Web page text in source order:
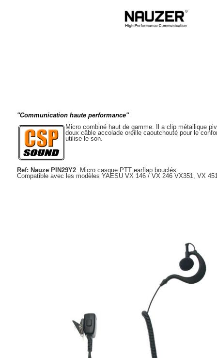
"Communication haute performance"
Micro combiné haut de gamme. Il a clip métallique
doux câble accolade oreille caoutchouté pour le
utilise le son.
Ref: Nauze PIN29Y2
Micro casque PTT earflap bouclés
Compatible avec les modèles YAESU VX 146 / VX 246 VX351, VX